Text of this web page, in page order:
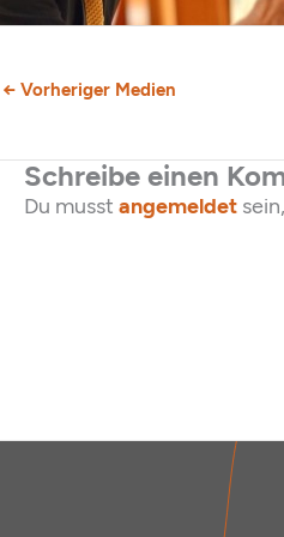
← Vorheriger Medien
Schreibe einen
Du musst angemeldet